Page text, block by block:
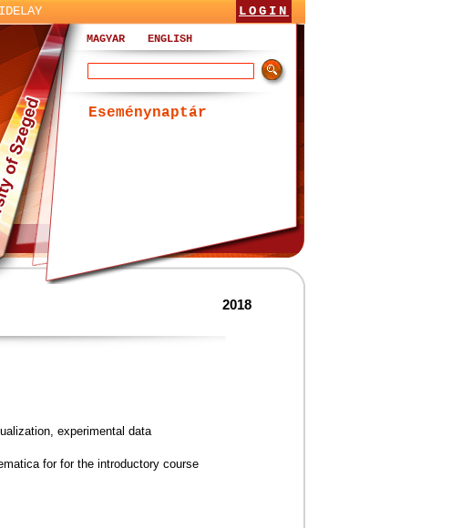
LOGIN
MAGYAR ENGLISH
Eseménynaptár
2018
experimental data
for for the introductory course